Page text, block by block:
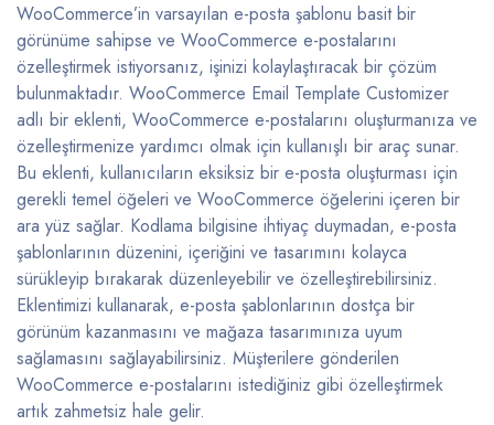
WooCommerce’in varsayılan e-posta şablonu basit bir
görünüme sahipse ve WooCommerce e-postalarını
özelleştirmek istiyorsanız, işinizi kolaylaştıracak bir çözüm
bulunmaktadır. WooCommerce Email Template Customizer
adlı bir eklenti, WooCommerce e-postalarını oluşturmanıza ve
özelleştirmenize yardımcı olmak için kullanışlı bir araç sunar.
Bu eklenti, kullanıcıların eksiksiz bir e-posta oluşturması için
gerekli temel öğeleri ve WooCommerce öğelerini içeren bir
ara yüz sağlar. Kodlama bilgisine ihtiyaç duymadan, e-posta
şablonlarının düzenini, içeriğini ve tasarımını kolayca
sürükleyip bırakarak düzenleyebilir ve özelleştirebilirsiniz.
Eklentimizi kullanarak, e-posta şablonlarının dostça bir
görünüm kazanmasını ve mağaza tasarımınıza uyum
sağlamasını sağlayabilirsiniz. Müşterilere gönderilen
WooCommerce e-postalarını istediğiniz gibi özelleştirmek
artık zahmetsiz hale gelir.